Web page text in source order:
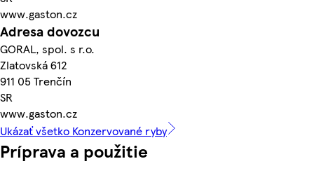
www.gaston.cz
Adresa dovozcu
GORAL, spol. s r.o.
Zlatovská 612
911 05 Trenčín
SR
www.gaston.cz
Ukázať všetko Konzervované ryby
Príprava a použitie